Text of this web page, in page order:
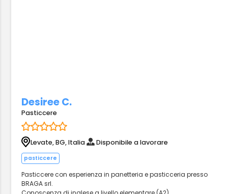
Desiree C.
Pasticcere
Levate, BG, Italia Disponibile a lavorare
pasticcere
Pasticcere con esperienza in panetteria e pasticceria presso
BRAGA srl.